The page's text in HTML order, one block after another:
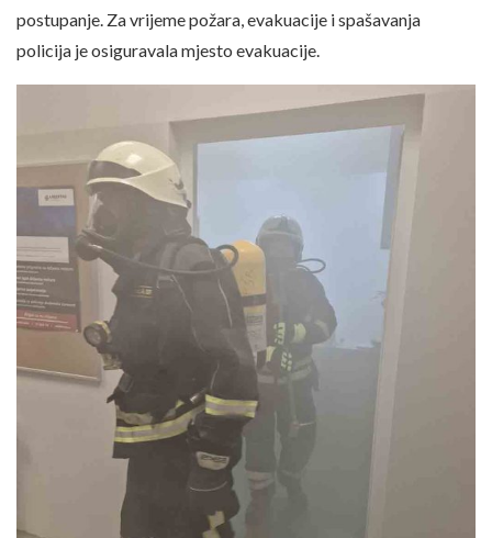
postupanje. Za vrijeme požara, evakuacije i spašavanja
policija je osiguravala mjesto evakuacije.